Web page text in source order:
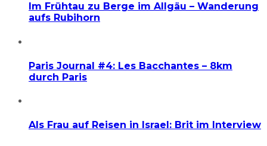
Im Frühtau zu Berge im Allgäu – Wanderung
aufs Rubihorn
Paris Journal #4: Les Bacchantes – 8km
durch Paris
Als Frau auf Reisen in Israel: Brit im Interview